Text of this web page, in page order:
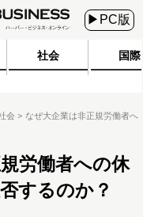
▶PC版
社会 国際
会
なぜ大企業は非正規労働者へ
労働者への休
するのか？